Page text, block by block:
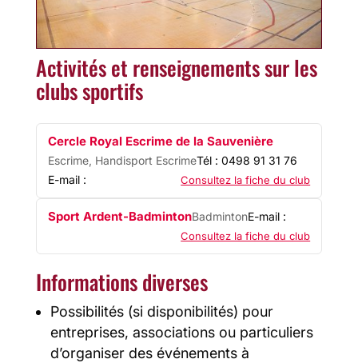
Activités et renseignements sur les
clubs sportifs
Cercle Royal Escrime de la Sauvenière
Escrime, Handisport EscrimeTél : 0498 91 31 76
E-mail :
Consultez la fiche du club
Sport Ardent-BadmintonBadmintonE-mail :
Consultez la fiche du club
Informations diverses
Possibilités (si disponibilités) pour
entreprises, associations ou particuliers
d’organiser des événements à